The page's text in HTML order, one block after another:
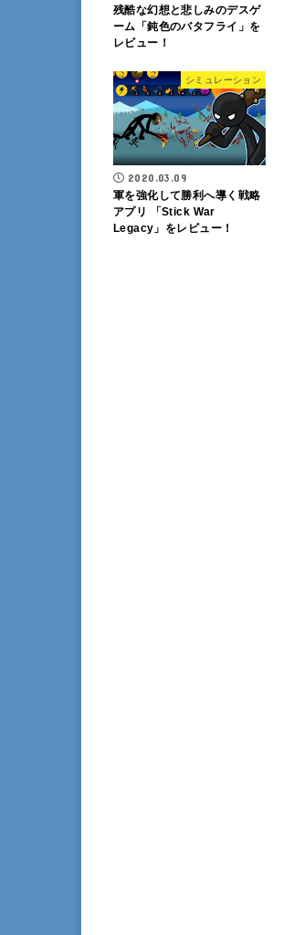
残酷な幻想と悲しみのデスゲ
ーム「鈍色のバタフライ」を
レビュー！
シミュレーション
2020.03.09
軍を強化して勝利へ導く戦略
アプリ 「Stick War
Legacy」をレビュー！